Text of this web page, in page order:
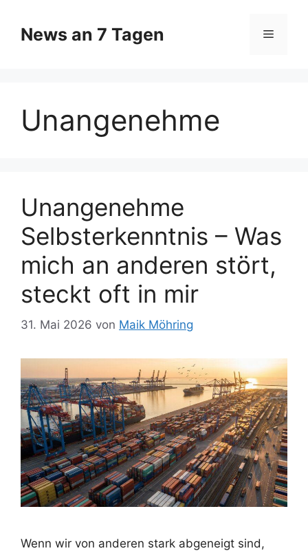
Inhalt
springen
News an 7 Tagen Menü
Unangenehme
Unangenehme
Selbsterkenntnis – Was
mich an anderen stört,
steckt oft in mir
31. Mai 2026 von Maik Möhring
Wenn wir von anderen stark abgeneigt sind,